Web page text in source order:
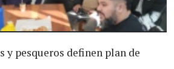
pesqueros definen plan de